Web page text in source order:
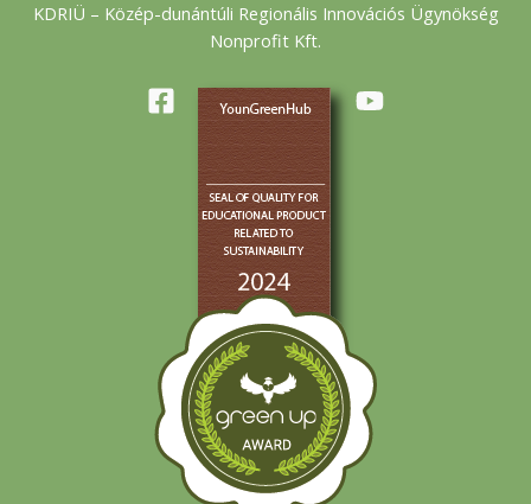
KDRIÜ – Közép-dunántúli Regionális Innovációs Ügynökség
Nonprofit Kft.